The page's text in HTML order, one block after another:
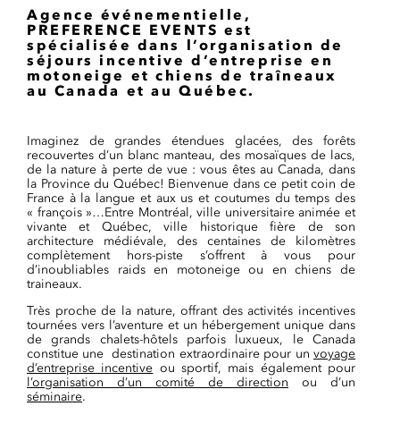
Agence événementielle,
PREFERENCE EVENTSest
spécialisée dans l’organisation de
séjours incentive d’entreprise en
motoneige et chiens de traîneaux
au Canada et au Québec.
Imaginez de grandes étendues glacées, des forêts
recouvertes d’un blanc manteau, des mosaïques de lacs,
de la nature à perte de vue : vous êtes au Canada, dans
la Province du Québec! Bienvenue dans ce petit coin de
France à la langue et aux us et coutumes du temps des
« françois »…Entre Montréal, ville universitaire animée et
vivante et Québec, ville historique fière de son
architecture médiévale, des centaines de kilomètres
complètement hors-piste s’offrent à vous pour
d’inoubliables raids en motoneige ou en chiens de
traineaux.
Très proche de la nature, offrant des activités incentives
tournées vers l’aventure et un hébergement unique dans
de grands chalets-hôtels parfois luxueux, le Canada
constitue une destination extraordinaire pour un voyage
d’entreprise incentive ou sportif, mais également pour
l’organisation d’un comité de direction ou d’un
séminaire.